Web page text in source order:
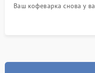
Ваш кофеварка снова у